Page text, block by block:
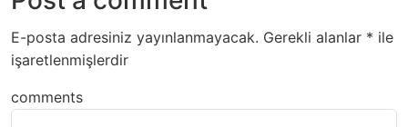
E-posta adresiniz yayınlanmayacak. Gerekli alanlar * ile
işaretlenmişlerdir
comments